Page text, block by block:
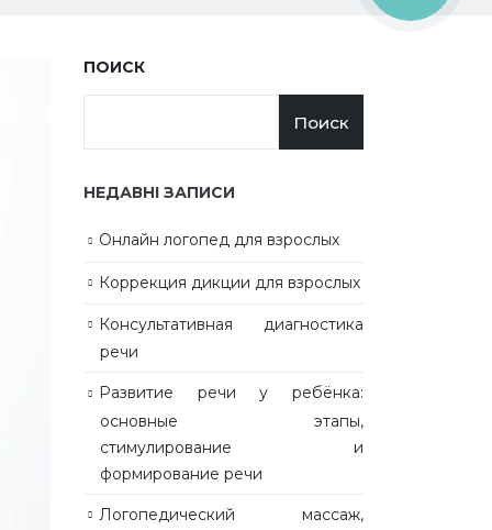
ПОИСК
Поиск
НЕДАВНІ ЗАПИСИ
Онлайн логопед для взрослых
Коррекция дикции для взрослых
Консультативная диагностика
речи
Развитие речи у ребёнка:
основные этапы,
стимулирование и
формирование речи
Логопедический массаж,